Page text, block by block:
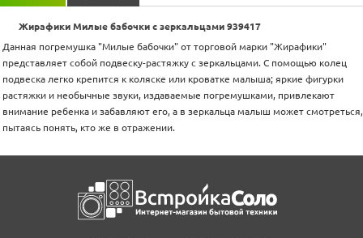
Жирафики Милые бабочки с зеркальцами 939417
Данная погремушка "Милые бабочки" от торговой марки "Жирафики"
представляет собой подвеску-растяжку с зеркальцами. С помощью колец
подвеска легко крепится к коляске или кроватке малыша; яркие фигурки
растяжки и необычные звуки, издаваемые погремушками, привлекают
внимание ребенка и забавляют его, а в зеркальца малыш может смотреться,
пытаясь понять, кто же в отражении.